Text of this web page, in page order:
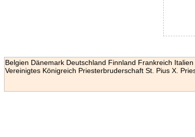
Belgien Dänemark Deutschland Finnland Frankreich Italien
Vereinigtes Königreich Priesterbruderschaft St. Pius X.